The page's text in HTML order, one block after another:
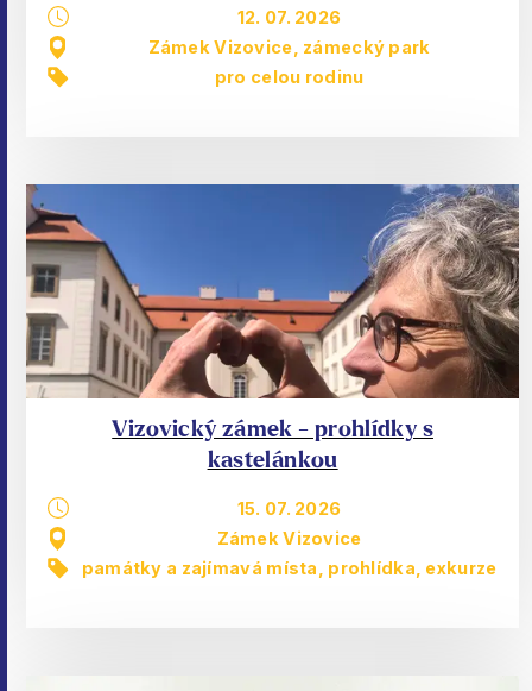
12. 07. 2026
Zámek Vizovice, zámecký park
pro celou rodinu
Vizovický zámek - prohlídky s
kastelánkou
15. 07. 2026
Zámek Vizovice
památky a zajímavá místa
prohlídka, exkurze